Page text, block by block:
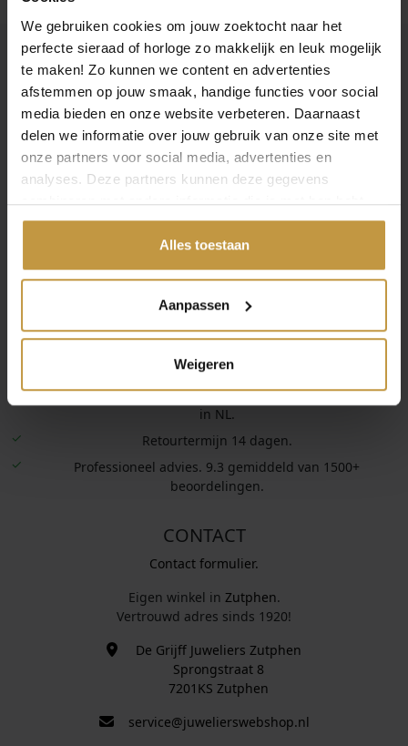
We gebruiken cookies om jouw zoektocht naar het
perfecte sieraad of horloge zo makkelijk en leuk mogelijk
te maken! Zo kunnen we content en advertenties
afstemmen op jouw smaak, handige functies voor social
media bieden en onze website verbeteren. Daarnaast
delen we informatie over jouw gebruik van onze site met
onze partners voor social media, advertenties en
analyses. Deze partners kunnen deze gegevens
combineren met andere informatie die je met hen hebt
gedeeld of die ze hebben verzameld via jouw gebruik van
Alles toestaan
Aanpassen
Weigeren
OPEN FILTER
HORLOGES EN SIERADEN
JuweliersWebshop.nl
De Grijff Juweliers Zutphen
JuweliersWebshop - over ons
OFFICIEEL DEALER
Officieel dealer alle merken
Informatie over bestellen
(zie ook de levertijd)
GRATIS* verzekerde verzending, vanaf €49,- per bestelling
in NL.
Retourtermijn 14 dagen.
Professioneel advies. 9.3 gemiddeld van 1500+
beoordelingen.
CONTACT
Contact formulier.
Eigen winkel in Zutphen.
Vertrouwd adres sinds 1920!
De Grijff Juweliers Zutphen
Sprongstraat 8
7201KS Zutphen
service@juwelierswebshop.nl